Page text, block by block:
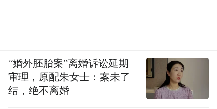
“婚外胚胎案”离婚诉讼延期
审理，原配朱女士：案未了
结，绝不离婚